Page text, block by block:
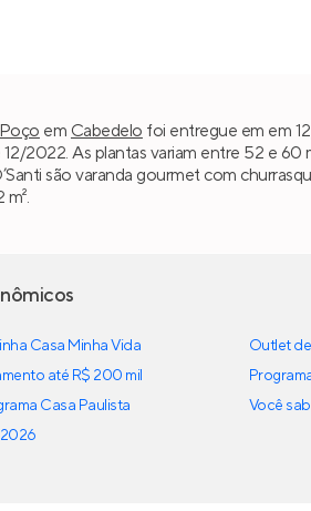
Poço em Cabedelo foi entregue em em
2022. As plantas variam entre 52 e 60
são varanda gourmet com
Casa Minha Vida
até R$ 200 mil
Casa Paulista
Outlet
Você